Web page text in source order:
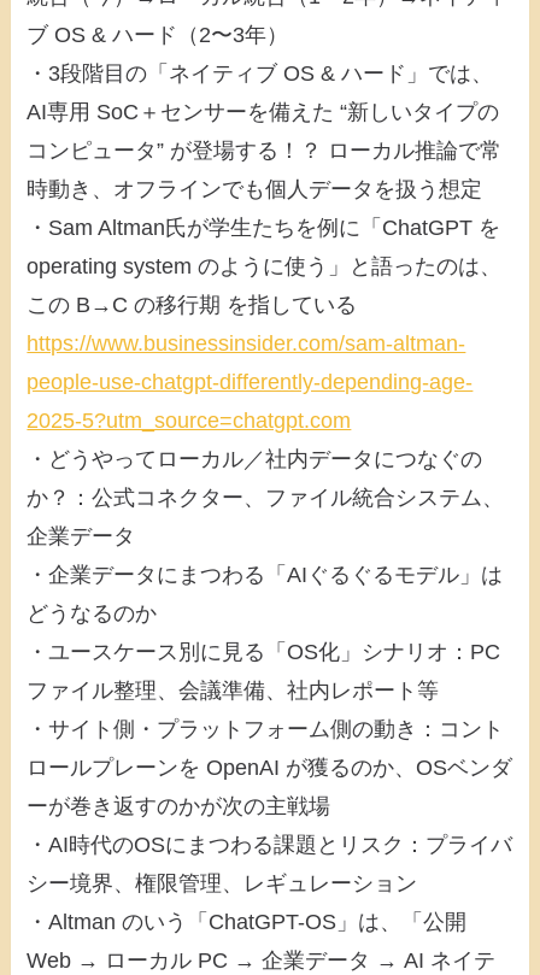
ブ OS & ハード（2〜3年）
・3段階目の「ネイティブ OS & ハード」では、
AI専用 SoC＋センサーを備えた “新しいタイプの
コンピュータ” が登場する！？ ローカル推論で常
時動き、オフラインでも個人データを扱う想定
・Sam Altman氏が学生たちを例に「ChatGPT を
operating system のように使う」と語ったのは、
この B→C の移行期 を指している
https://www.businessinsider.com/sam-altman-
people-use-chatgpt-differently-depending-age-
2025-5?utm_source=chatgpt.com
・どうやってローカル／社内データにつなぐの
か？：公式コネクター、ファイル統合システム、
企業データ
・企業データにまつわる「AIぐるぐるモデル」は
どうなるのか
・ユースケース別に見る「OS化」シナリオ：PC
ファイル整理、会議準備、社内レポート等
・サイト側・プラットフォーム側の動き：コント
ロールプレーンを OpenAI が獲るのか、OSベンダ
ーが巻き返すのかが次の主戦場
・AI時代のOSにまつわる課題とリスク：プライバ
シー境界、権限管理、レギュレーション
・Altman のいう「ChatGPT-OS」は、「公開
Web → ローカル PC → 企業データ → AI ネイテ